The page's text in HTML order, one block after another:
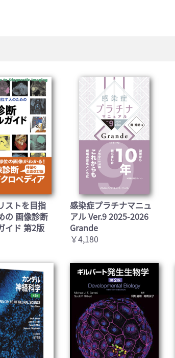
ストを目指
の 画像診断
イド 第2版
感染症プラチナマニュ
アル Ver.9 2025-2026
Grande
￥4,180